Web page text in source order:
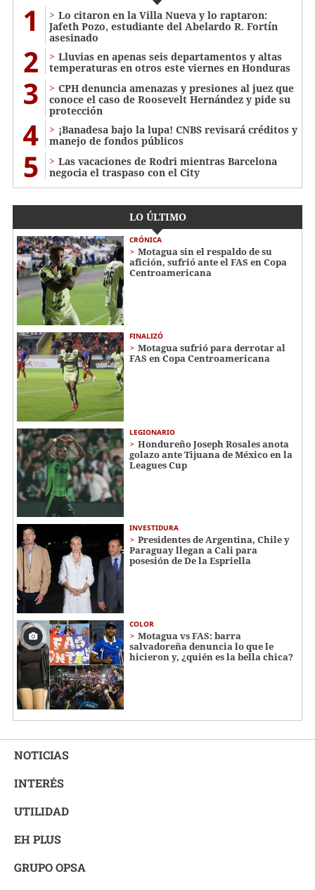
1
Lo citaron en la Villa Nueva y lo raptaron:
Jafeth Pozo, estudiante del Abelardo R. Fortín
asesinado
2
Lluvias en apenas seis departamentos y altas
temperaturas en otros este viernes en Honduras
3
CPH denuncia amenazas y presiones al juez que
conoce el caso de Roosevelt Hernández y pide su
protección
4
¡Banadesa bajo la lupa! CNBS revisará créditos y
manejo de fondos públicos
5
Las vacaciones de Rodri mientras Barcelona
negocia el traspaso con el City
LO ÚLTIMO
CRÓNICA
Motagua sin el respaldo de su
afición, sufrió ante el FAS en Copa
Centroamericana
FINALIZÓ
Motagua sufrió para derrotar al
FAS en Copa Centroamericana
LEGIONARIO
Hondureño Joseph Rosales anota
golazo ante Tijuana de México en la
Leagues Cup
INVESTIDURA
Presidentes de Argentina, Chile y
Paraguay llegan a Cali para
posesión de De la Espriella
COLOR
Motagua vs FAS: barra
salvadoreña denuncia lo que le
hicieron y, ¿quién es la bella chica?
NOTICIAS
INTERÉS
UTILIDAD
EH PLUS
GRUPO OPSA